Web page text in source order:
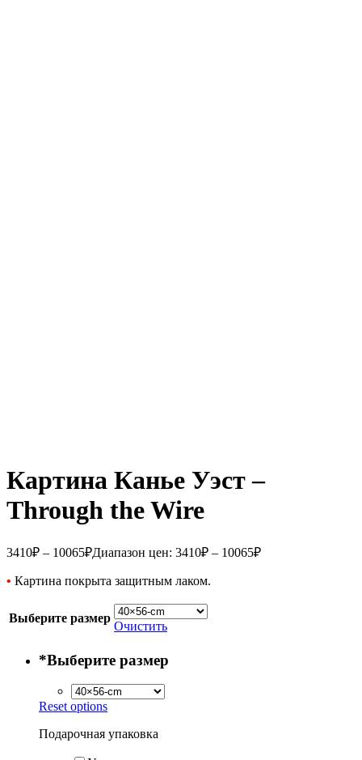
Картина Канье Уэст –
Through the Wire
3410₽ – 10065₽Диапазон цен: 3410₽ – 10065₽
• Картина покрыта защитным лаком.
Выберите размер
Очистить
*Выберите размер
Reset options
Подарочная упаковка